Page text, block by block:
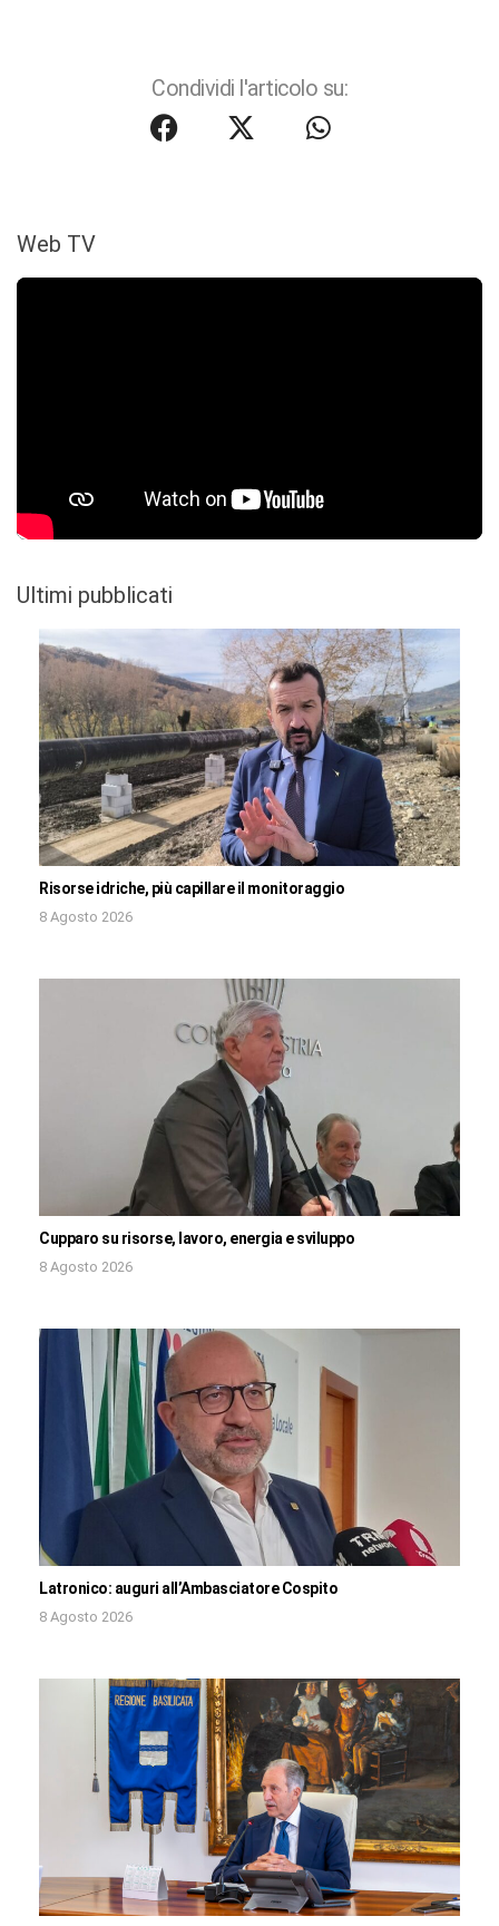
Condividi l'articolo su:
Web TV
Ultimi pubblicati
Risorse idriche, più capillare il monitoraggio
8 Agosto 2026
Cupparo su risorse, lavoro, energia e sviluppo
8 Agosto 2026
Latronico: auguri all’Ambasciatore Cospito
8 Agosto 2026